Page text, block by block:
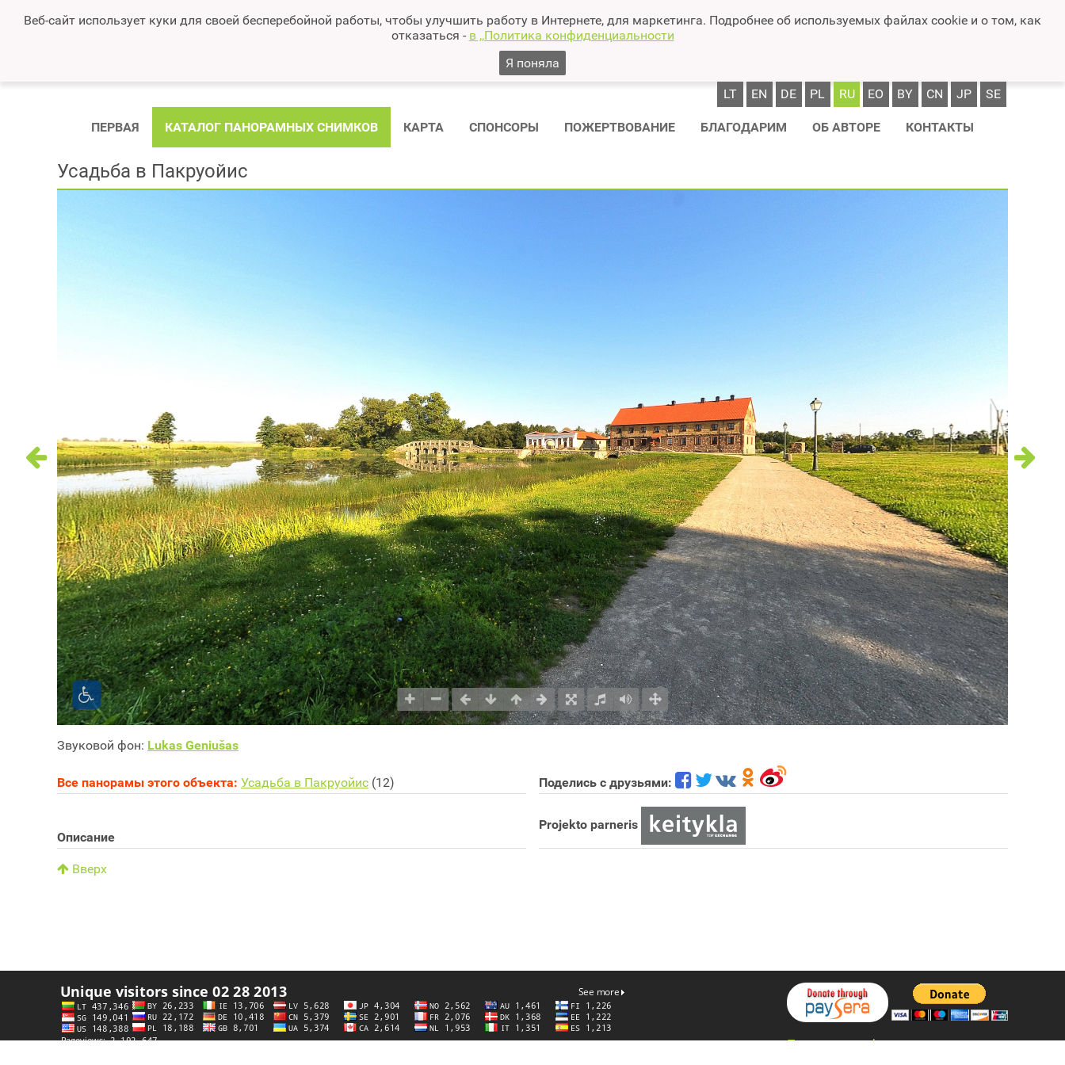
Веб-сайт использует куки для своей бесперебойной работы, чтобы улучшить работу в Интернете, для маркетинга. Подробнее об используемых файлах cookie и о том, как
отказаться - в ,,Политика конфиденциальности
Я поняла
LT EN DE PL RU EO BY CN JP SE
ПЕРВАЯ КАТАЛОГ ПАНОРАМНЫХ СНИМКОВ КАРТА СПОНСОРЫ ПОЖЕРТВОВАНИЕ БЛАГОДАРИМ ОБ АВТОРЕ КОНТАКТЫ
Усадьба в Пакруойис
Звуковой фон: Lukas Geniušas
Поделись с друзьями:
Projekto parneris
Все панорамы этого объекта: Усадьба в Пакруойис (12)
Описание
Вверх
Политика конфиденциальности